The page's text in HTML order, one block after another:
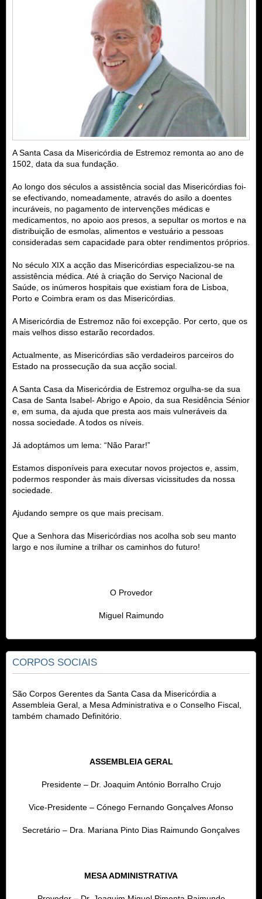
A Santa Casa da Misericórdia de Estremoz remonta ao ano de
1502, data da sua fundação.
Ao longo dos séculos a assistência social das Misericórdias foi-
se efectivando, nomeadamente, através do asilo a doentes
incuráveis, no pagamento de intervenções médicas e
medicamentos, no apoio aos presos, a sepultar os mortos e na
distribuição de esmolas, alimentos e vestuário a pessoas
consideradas sem capacidade para obter rendimentos próprios.
No século XIX a acção das Misericórdias especializou-se na
assistência médica. Até à criação do Serviço Nacional de
Saúde, os inúmeros hospitais que existiam fora de Lisboa,
Porto e Coimbra eram os das Misericórdias.
A Misericórdia de Estremoz não foi excepção. Por certo, que os
mais velhos disso estarão recordados.
Actualmente, as Misericórdias são verdadeiros parceiros do
Estado na prossecução da sua acção social.
A Santa Casa da Misericórdia de Estremoz orgulha-se da sua
Casa de Santa Isabel- Abrigo e Apoio, da sua Residência Sénior
e, em suma, da ajuda que presta aos mais vulneráveis da
nossa sociedade. A todos os níveis.
Já adoptámos um lema: “Não Parar!”
Estamos disponíveis para executar novos projectos e, assim,
podermos responder às mais diversas vicissitudes da nossa
sociedade.
Ajudando sempre os que mais precisam.
Que a Senhora das Misericórdias nos acolha sob seu manto
largo e nos ilumine a trilhar os caminhos do futuro!
O Provedor
Miguel Raimundo
CORPOS SOCIAIS
São Corpos Gerentes da Santa Casa da Misericórdia a
Assembleia Geral, a Mesa Administrativa e o Conselho Fiscal,
também chamado Definitório.
ASSEMBLEIA GERAL
Presidente – Dr. Joaquim António Borralho Crujo
Vice-Presidente – Cónego Fernando Gonçalves Afonso
Secretário – Dra. Mariana Pinto Dias Raimundo Gonçalves
MESA ADMINISTRATIVA